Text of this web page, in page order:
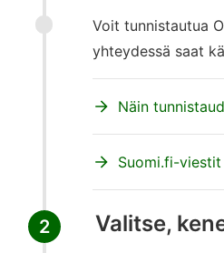
Voit tunnistautua
yhteydessä saat
Näin
Suomi.fi-
2 Valitse,